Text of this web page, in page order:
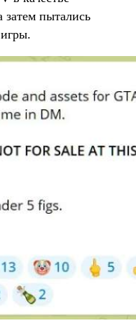
затем пытались